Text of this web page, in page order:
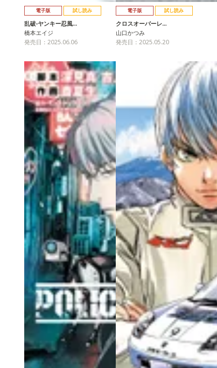
電子版 試し読み
乱破-ヤンキー忍風…
橋本エイジ
発売日：2025.06.06
電子版 試し読み
クロスオーバーレ…
山口かつみ
発売日：2025.05.20